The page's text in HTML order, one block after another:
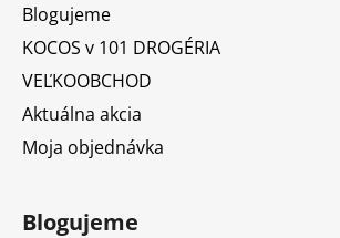
Blogujeme
KOCOS v 101 DROGÉRIA
VEĽKOOBCHOD
Aktuálna akcia
Moja objednávka
Blogujeme